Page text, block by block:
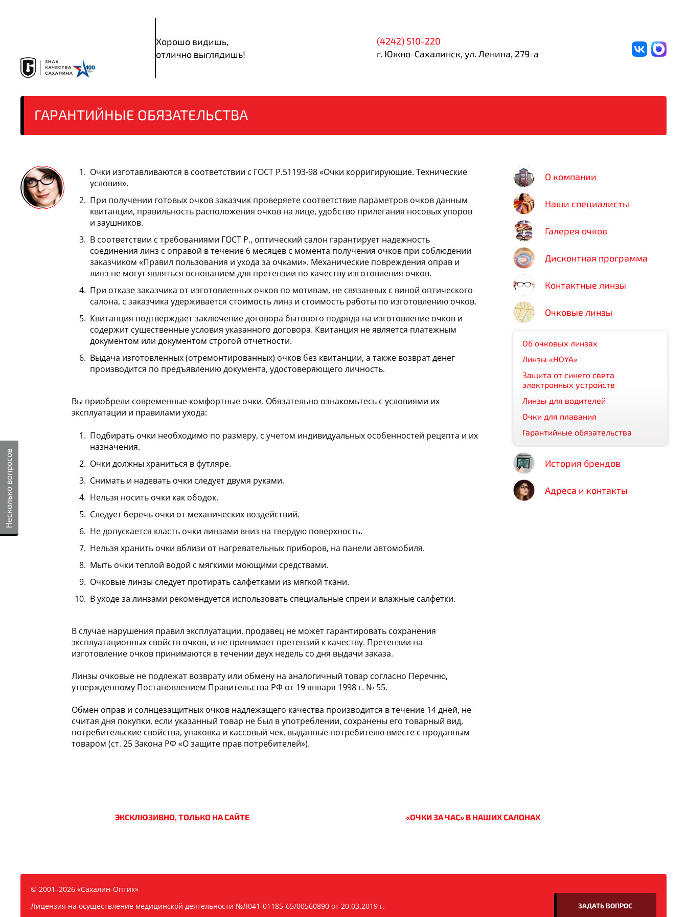
Несколько вопросов
Хорошо видишь,
отлично выглядишь!
(4242) 510-220
г. Южно-Сахалинск, ул. Ленина, 279-а
ГАРАНТИЙНЫЕ ОБЯЗАТЕЛЬСТВА
Очки изготавливаются в соответствии с ГОСТ Р.51193-98 «Очки корригирующие. Технические
условия».
При получении готовых очков заказчик проверяете соответствие параметров очков данным
квитанции, правильность расположения очков на лице, удобство прилегания носовых упоров
и заушников.
В соответствии с требованиями ГОСТ Р., оптический салон гарантирует надежность
соединения линз с оправой в течение 6 месяцев с момента получения очков при соблюдении
заказчиком «Правил пользования и ухода за очками». Механические повреждения оправ и
линз не могут являться основанием для претензии по качеству изготовления очков.
При отказе заказчика от изготовленных очков по мотивам, не связанных с виной оптического
салона, с заказчика удерживается стоимость линз и стоимость работы по изготовлению очков.
Квитанция подтверждает заключение договора бытового подряда на изготовление очков и
содержит существенные условия указанного договора. Квитанция не является платежным
документом или документом строгой отчетности.
Выдача изготовленных (отремонтированных) очков без квитанции, а также возврат денег
производится по предъявлению документа, удостоверяющего личность.
Вы приобрели современные комфортные очки. Обязательно ознакомьтесь с условиями их
эксплуатации и правилами ухода:
Подбирать очки необходимо по размеру, с учетом индивидуальных особенностей рецепта и их
назначения.
Очки должны храниться в футляре.
Снимать и надевать очки следует двумя руками.
Нельзя носить очки как ободок.
Следует беречь очки от механических воздействий.
Не допускается класть очки линзами вниз на твердую поверхность.
Нельзя хранить очки вблизи от нагревательных приборов, на панели автомобиля.
Мыть очки теплой водой с мягкими моющими средствами.
Очковые линзы следует протирать салфетками из мягкой ткани.
В уходе за линзами рекомендуется использовать специальные спреи и влажные салфетки.
В случае нарушения правил эксплуатации, продавец не может гарантировать сохранения
эксплуатационных свойств очков, и не принимает претензий к качеству. Претензии на
изготовление очков принимаются в течении двух недель со дня выдачи заказа.
Линзы очковые не подлежат возврату или обмену на аналогичный товар согласно Перечню,
утвержденному Постановлением Правительства РФ от 19 января 1998 г. № 55.
Обмен оправ и солнцезащитных очков надлежащего качества производится в течение 14 дней, не
считая дня покупки, если указанный товар не был в употреблении, сохранены его товарный вид,
потребительские свойства, упаковка и кассовый чек, выданные потребителю вместе с проданным
товаром (ст. 25 Закона РФ «О защите прав потребителей»).
О компании
Наши специалисты
Галерея очков
Дисконтная программа
Контактные линзы
Очковые линзы
Об очковых линзах
Линзы «HOYA»
Защита от синего света
электронных устройств
Линзы для водителей
Очки для плавания
Гарантийные обязательства
История брендов
Адреса и контакты
ЭКСКЛЮЗИВНО, ТОЛЬКО НА САЙТЕ «ОЧКИ ЗА ЧАС» В НАШИХ САЛОНАХ
© 2001–2026 «Сахалин-Оптик»
Лицензия на осуществление медицинской деятельности №Л041-01185-65/00560890 от 20.03.2019 г.
ЗАДАТЬ ВОПРОС